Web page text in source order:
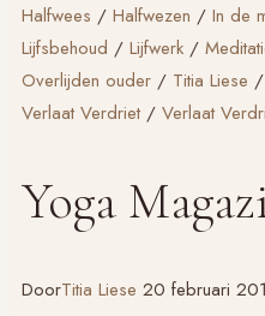
Halfwees / Halfwezen / In de
Lijfsbehoud / Lijfwerk /
Overlijden ouder / Titia Liese /
Verlaat Verdriet / Verlaat
Yoga
DoorTitia Liese 20 februari